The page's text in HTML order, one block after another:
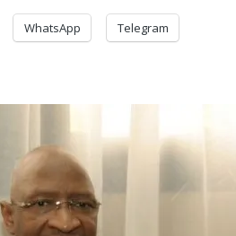
WhatsApp Telegram